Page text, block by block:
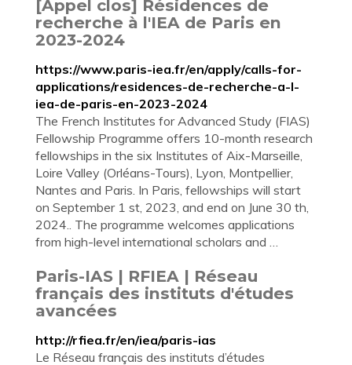
[Appel clos] Résidences de
recherche à l'IEA de Paris en
2023-2024
https://www.paris-iea.fr/en/apply/calls-for-
applications/residences-de-recherche-a-l-
iea-de-paris-en-2023-2024
The French Institutes for Advanced Study (FIAS)
Fellowship Programme offers 10-month research
fellowships in the six Institutes of Aix-Marseille,
Loire Valley (Orléans-Tours), Lyon, Montpellier,
Nantes and Paris. In Paris, fellowships will start
on September 1 st, 2023, and end on June 30 th,
2024.. The programme welcomes applications
from high-level international scholars and …
Paris-IAS | RFIEA | Réseau
français des instituts d'études
avancées
http://rfiea.fr/en/iea/paris-ias
Le Réseau français des instituts d’études